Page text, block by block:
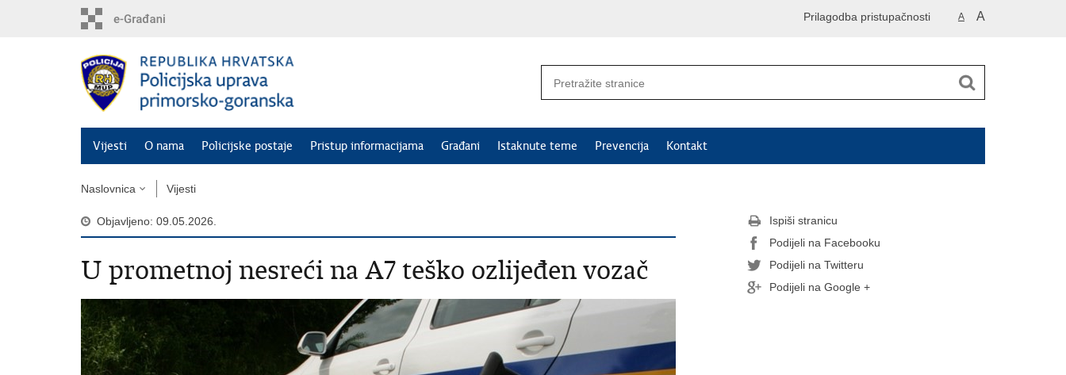
A A
Prilagodba pristupačnosti
Vijesti O nama Policijske postaje Pristup informacijama Građani Istaknute teme Prevencija Kontakt
Naslovnica Vijesti
Objavljeno: 09.05.2026.
U prometnoj nesreći na A7 teško ozlijeđen vozač
Ispiši stranicu
Podijeli na Facebooku
Podijeli na Twitteru
Podijeli na Google +